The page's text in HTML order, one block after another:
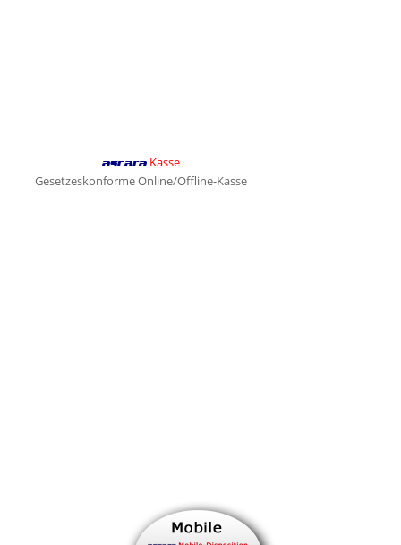
ascara Kasse
Gesetzeskonforme Online/Offline-Kasse